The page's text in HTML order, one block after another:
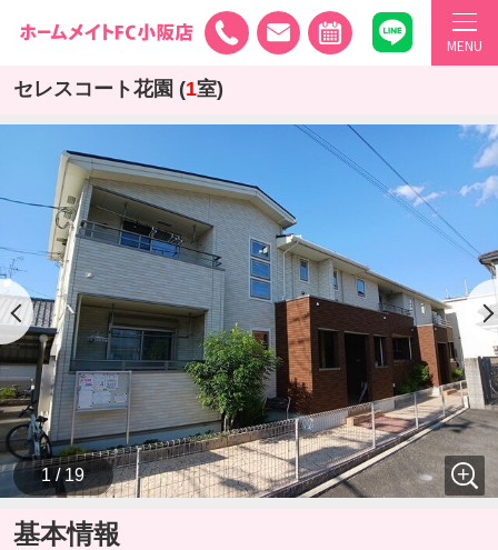
MENU
セレスコート花園 (1室)
1 / 19
基本情報